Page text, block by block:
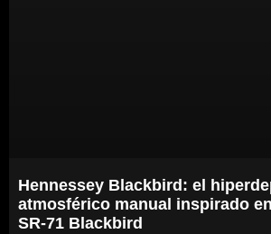
Hennessey Blackbird: el
atmosférico manual inspirado
SR-71 Blackbird